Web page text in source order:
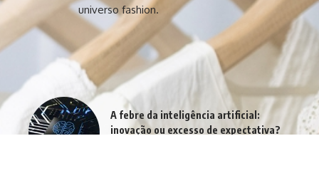
universo fashion.
A febre da inteligência artificial:
inovação ou excesso de expectativa?